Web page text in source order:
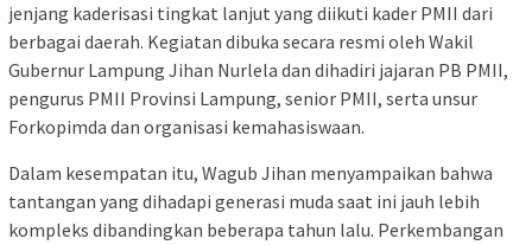
jenjang kaderisasi tingkat lanjut yang diikuti kader PMII dari
berbagai daerah. Kegiatan dibuka secara resmi oleh Wakil
Gubernur Lampung Jihan Nurlela dan dihadiri jajaran PB PMII,
pengurus PMII Provinsi Lampung, senior PMII, serta unsur
Forkopimda dan organisasi kemahasiswaan.
Dalam kesempatan itu, Wagub Jihan menyampaikan bahwa
tantangan yang dihadapi generasi muda saat ini jauh lebih
kompleks dibandingkan beberapa tahun lalu. Perkembangan